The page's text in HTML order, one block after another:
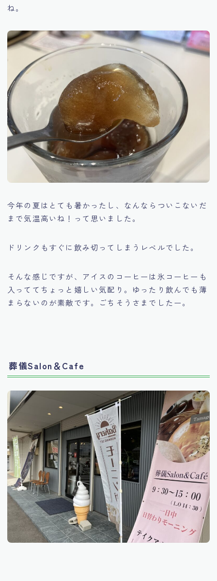
ね。
今年の夏はとても暑かったし、なんならついこないだ
まで気温高いね！って思いました。
ドリンクもすぐに飲み切ってしまうレベルでした。
そんな感じですが、アイスのコーヒーは氷コーヒーも
入っててちょっと嬉しい気配り。ゆったり飲んでも薄
まらないのが素敵です。ごちそうさまでしたー。
葬儀Salon＆Cafe